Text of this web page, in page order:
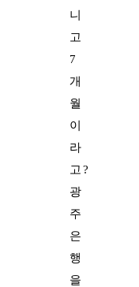
니
고
7
개
월
이
라
고?
광
주
은
행
을